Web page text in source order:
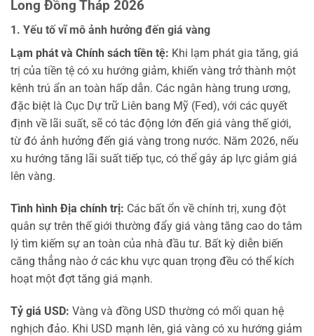
Long Đồng Tháp 2026
1. Yếu tố vĩ mô ảnh hưởng đến giá vàng
Lạm phát và Chính sách tiền tệ: Khi lạm phát gia tăng, giá
trị của tiền tệ có xu hướng giảm, khiến vàng trở thành một
kênh trú ẩn an toàn hấp dẫn. Các ngân hàng trung ương,
đặc biệt là Cục Dự trữ Liên bang Mỹ (Fed), với các quyết
định về lãi suất, sẽ có tác động lớn đến giá vàng thế giới,
từ đó ảnh hưởng đến giá vàng trong nước. Năm 2026, nếu
xu hướng tăng lãi suất tiếp tục, có thể gây áp lực giảm giá
lên vàng.
Tình hình Địa chính trị: Các bất ổn về chính trị, xung đột
quân sự trên thế giới thường đẩy giá vàng tăng cao do tâm
lý tìm kiếm sự an toàn của nhà đầu tư. Bất kỳ diễn biến
căng thẳng nào ở các khu vực quan trọng đều có thể kích
hoạt một đợt tăng giá mạnh.
Tỷ giá USD: Vàng và đồng USD thường có mối quan hệ
nghịch đảo. Khi USD mạnh lên, giá vàng có xu hướng giảm